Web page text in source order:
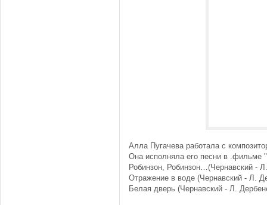
Алла Пугачева работала с
Она исполняла его песни в .фильме
Робинзон, Робинзон…(Чернавский -
Отражение в воде (Чернавский - Л.
Белая дверь (Чернавский - Л.